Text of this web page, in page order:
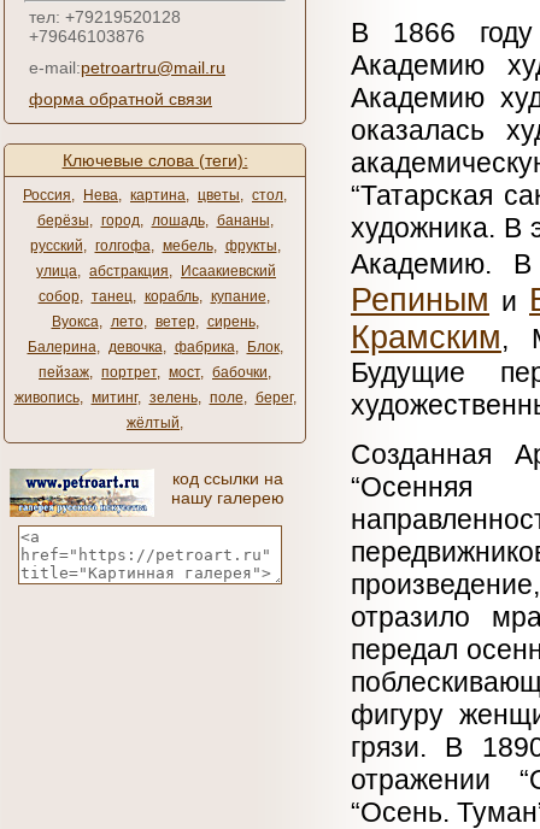
тел: +79219520128
+79646103876
e-mail:petroartru@mail.ru
форма обратной связи
Ключевые слова (теги):
Россия, Нева, картина, цветы, стол,
берёзы, город, лошадь, бананы,
русский, голгофа, мебель, фрукты,
улица, абстракция,
Исаакиевский
собор, танец, корабль, купание,
Вуокса, лето, ветер, сирень,
Балерина, девочка, фабрика, Блок,
пейзаж, портрет, мост, бабочки,
живопись, митинг, зелень, поле, берег,
жёлтый,
код ссылки на
нашу галерею
В 1866
Академию
Академию
оказалась
“Татарская
художника. В
Академию.
Репиным и
Крамским,
Будущие
Созданная
“Осенняя
отразило
передал
фигуру
грязи. В
отражении
“Осень.